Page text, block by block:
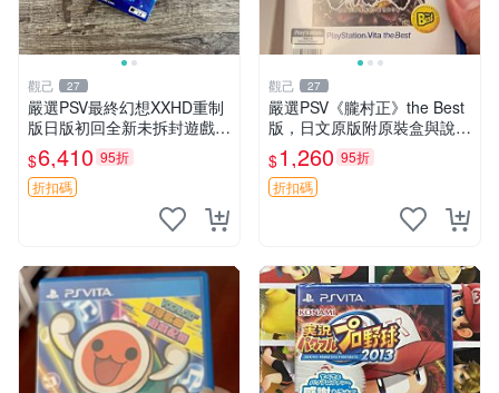
觀己 27
嚴選PSV最終幻想XXHD重制
版日版初回全新未拆封遊戲合
集 線玩 香港版
$6,410 95折
折扣碼
觀己 27
嚴選PSV《朧村正》the Best
版，日文原版附原裝盒與說明
書，成色近新，保存良好，遊
戲卡帶齊全且插拔頻率低，運
作順暢，推薦給喜愛PSV及日
$1,260 95折
折扣碼